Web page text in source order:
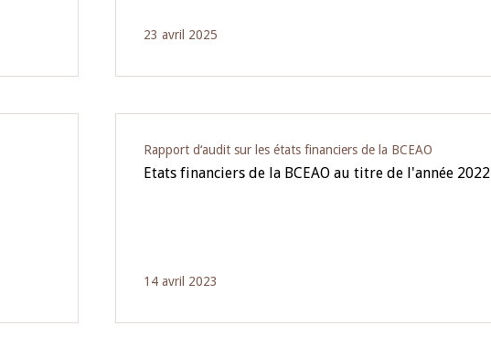
23 avril 2025
Rapport d‘audit sur les états financiers de la BCEAO
Etats financiers de la BCEAO au titre de l'année 2022
14 avril 2023